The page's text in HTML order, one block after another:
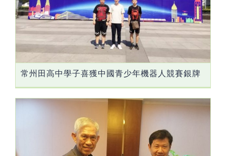
常州田高中學子喜獲中國青少年機器人競賽銀牌